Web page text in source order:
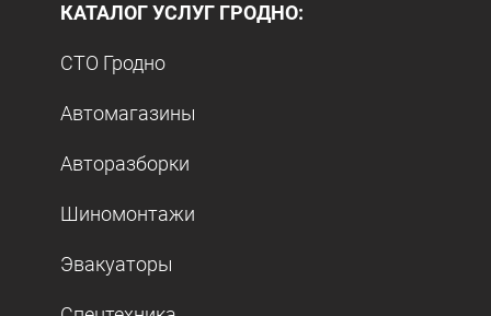
КАТАЛОГ УСЛУГ ГРОДНО:
СТО Гродно
Автомагазины
Авторазборки
Шиномонтажи
Эвакуаторы